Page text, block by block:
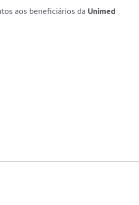
aos beneficiários da Unimed